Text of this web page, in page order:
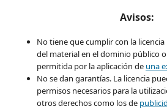
Avisos:
No tiene que cumplir con la
del material en el dominio público
permitida por la aplicación de una
No se dan garantías. La licencia
permisos necesarios para la
otros derechos como los de